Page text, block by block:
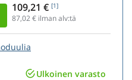
109,21 € [1]
87,02€ ilman alv:tä
Ulkoinen varasto